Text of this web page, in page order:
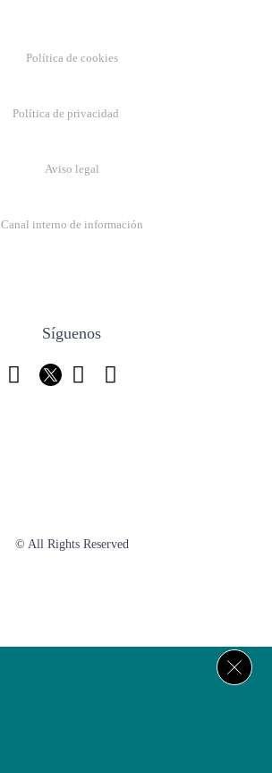
Política de cookies
Política de privacidad
Aviso legal
Canal interno de información
Síguenos
© All Rights Reserved